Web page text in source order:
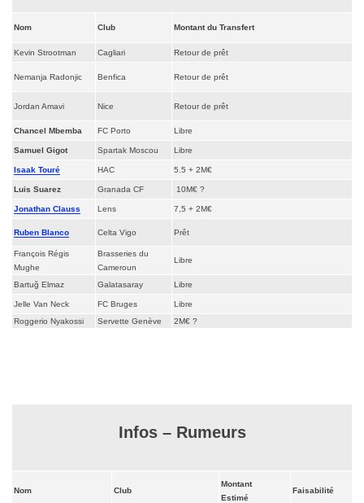
Nom Club Montant du Transfert
Kevin Strootman Cagliari Retour de prêt
Nemanja Radonjic Benfica Retour de prêt
Jordan Amavi Nice Retour de prêt
Chancel Mbemba FC Porto Libre
Samuel Gigot Spartak Moscou Libre
Isaak Touré HAC 5.5 + 2M€
Luis Suarez Granada CF 10M€ ?
Jonathan Clauss Lens 7,5 + 2M€
Ruben Blanco Celta Vigo Prêt
François Régis
Mughe
Brasseries du
Cameroun
Libre
Bartuğ Elmaz Galatasaray Libre
Jelle Van Neck FC Bruges
Libre
Roggerio Nyakossi
Servette Genève 2M€ ?
Infos – Rumeurs
Nom Club
Montant
Estimé
Faisabilité